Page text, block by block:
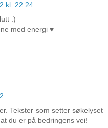
kl. 22:24
:)
med energi ♥
Tekster som setter søkelyset
du er på bedringens vei!